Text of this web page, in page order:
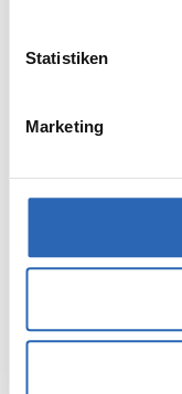
Statistiken
Marketing
Elektrische
Sitzeinstellung
Lichtsensor